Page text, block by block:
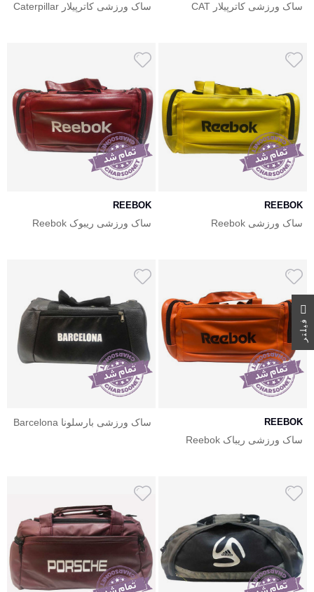
ساک ورزشی کاترپیلار CAT ساک ورزشی کاترپیلار Caterpillar
REEBOK
ساک ورزشی Reebok
REEBOK
ساک ورزشی ریبوک Reebok
REEBOK
ساک ورزشی ریباک Reebok
ساک ورزشی بارسلونا Barcelona
ف
ی
ل
ت